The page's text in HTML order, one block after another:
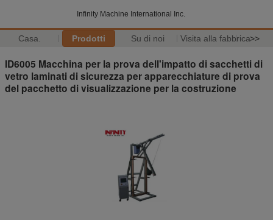
Infinity Machine International Inc.
Casa. Prodotti Su di noi Visita alla fabbrica>>
ID6005 Macchina per la prova dell'impatto di sacchetti di
vetro laminati di sicurezza per apparecchiature di prova
del pacchetto di visualizzazione per la costruzione